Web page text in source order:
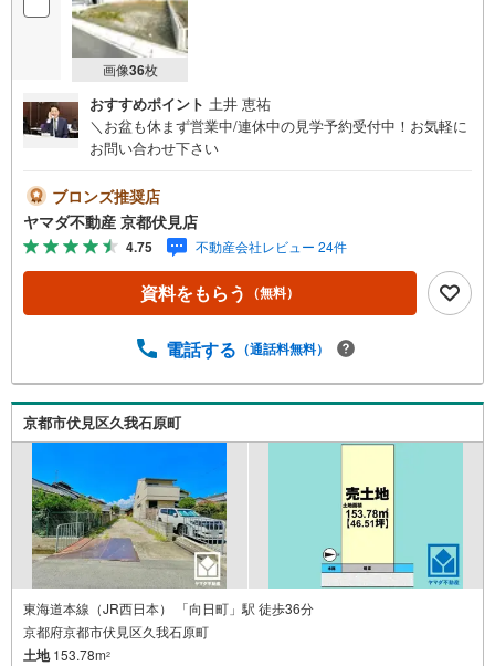
画像36枚
おすすめポイント 土井 恵祐
＼お盆も休まず営業中/連休中の見学予約受付中！お気軽に
お問い合わせ下さい
ブロンズ推奨店
ヤマダ不動産 京都伏見店
4.75 不動産会社レビュー 24件
資料をもらう （無料）
電話する （通話料無料）
京都市伏見区久我石原町
東海道本線（JR西日本） 「向日町」駅 徒歩36分
京都府京都市伏見区久我石原町
土地153.78m2